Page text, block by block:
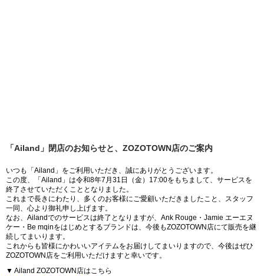
「Ailand」閉店のお知らせと、ZOZOTOWN店のご案内
いつも「Ailand」をご利用いただき、誠にありがとうございます。
この度、「Ailand」は令和8年7月31日（金）17:00をもちまして、サービスを
終了させていただくこととなりました。
これまで長きにわたり、多くのお客様にご愛顧いただきましたこと、スタッフ
一同、心より御礼申し上げます。
なお、Ailandでのサービスは終了となりますが、Ank Rouge・Jamie エーエヌ
ケー・Be mqinをはじめとするブランドは、今後もZOZOTOWN店にて販売を継
続してまいります。
これからも皆様にかわいいアイテムをお届けしてまいりますので、今後はぜひ
ZOZOTOWN店をご利用いただけますと幸いです。
▼ Ailand ZOZOTOWN店はこちら